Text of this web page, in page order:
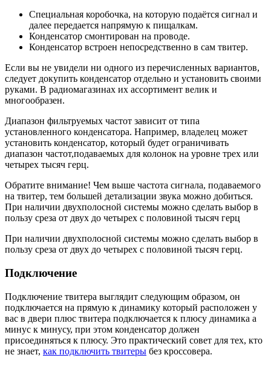
Специальная коробочка, на которую подаётся сигнал и
далее передается напрямую к пищалкам.
Конденсатор смонтирован на проводе.
Конденсатор встроен непосредственно в сам твитер.
Если вы не увидели ни одного из перечисленных вариантов,
следует докупить конденсатор отдельно и установить своими
руками. В радиомагазинах их ассортимент велик и
многообразен.
Диапазон фильтруемых частот зависит от типа
установленного конденсатора. Например, владелец может
установить конденсатор, который будет ограничивать
диапазон частот,подаваемых для колонок на уровне трех или
четырех тысяч герц.
Обратите внимание! Чем выше частота сигнала, подаваемого
на твитер, тем большей детализации звука можно добиться.
При наличии двухполосной системы можно сделать выбор в
пользу среза от двух до четырех с половиной тысяч герц
При наличии двухполосной системы можно сделать выбор в
пользу среза от двух до четырех с половиной тысяч герц.
Подключение
Подключение твитера выглядит следующим образом, он
подключается на прямую к динамику который расположен у
вас в двери плюс твитера подключается к плюсу динамика а
минус к минусу, при этом конденсатор должен
присоединяться к плюсу. Это практический совет для тех, кто
не знает, как подключить твитеры без кроссовера.